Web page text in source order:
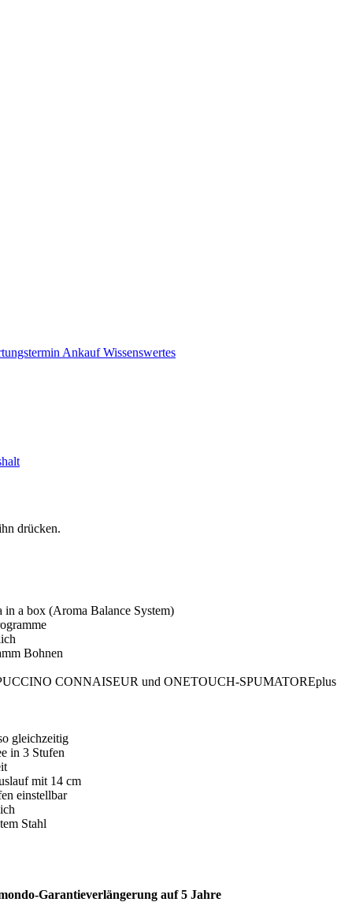
AnkaufWissenswertes
drücken.
in a box (Aroma Balance System)
Bohnen
CONNAISEUR und ONETOUCH-SPUMATOREplus
gleichzeitig
in 3 Stufen
mit 14 cm
einstellbar
Stahl
Garantieverlängerung auf 5 Jahre